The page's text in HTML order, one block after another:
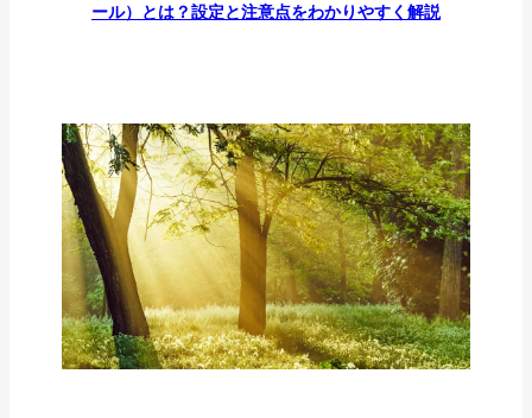
ール）とは？設定と注意点をわかりやすく解説